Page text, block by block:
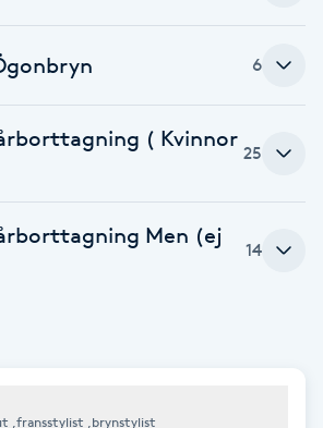
6
( Kvinnor
25
Men (ej
14
,fransstylist ,brynstylist